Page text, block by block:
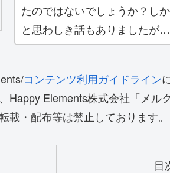
たのではないでしょうか？し
と思わしき話もありましたが
コンテンツ利用ガイドライン
Happy Elements株式会社「メル
載・配布等は禁止しております
目